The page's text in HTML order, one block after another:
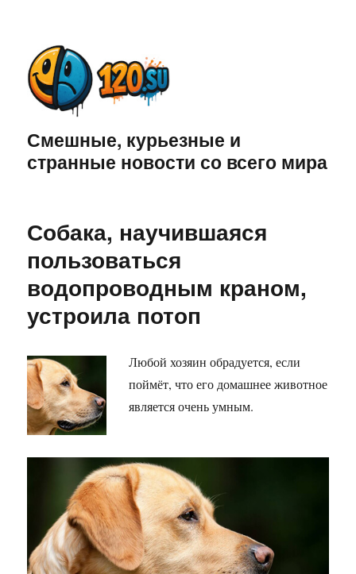
Смешные, курьезные и
странные новости со всего мира
Собака, научившаяся
пользоваться
водопроводным краном,
устроила потоп
Любой хозяин обрадуется, если
поймёт, что его домашнее животное
является очень умным.